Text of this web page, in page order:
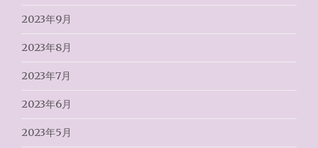
2023年9月
2023年8月
2023年7月
2023年6月
2023年5月